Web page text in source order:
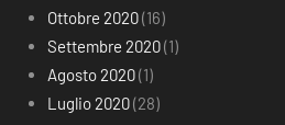
Ottobre 2020(16)
Settembre 2020(1)
Agosto 2020(1)
Luglio 2020(28)